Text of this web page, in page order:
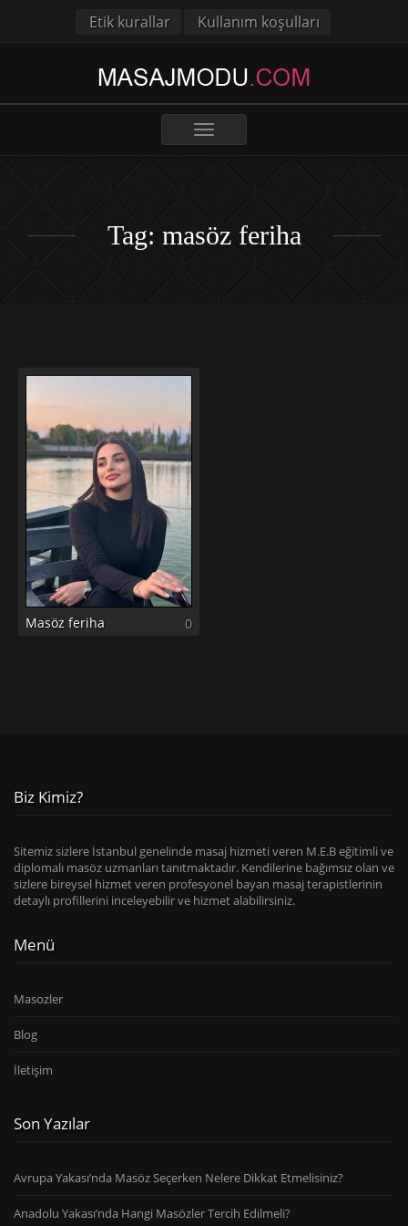
Etik kurallar Kullanım koşulları
Toggle
Tag: masöz feriha
Masöz feriha 0
Biz Kimiz?
Sitemiz sizlere İstanbul genelinde masaj hizmeti veren M.E.B eğitimli ve
diplomalı masöz uzmanları tanıtmaktadır. Kendilerine bağımsız olan ve
sizlere bireysel hizmet veren profesyonel bayan masaj terapistlerinin
detaylı profillerini inceleyebilir ve hizmet alabilirsiniz.
Menü
Masozler
Blog
İletişim
Son Yazılar
Avrupa Yakası’nda Masöz Seçerken Nelere Dikkat Etmelisiniz?
Anadolu Yakası’nda Hangi Masözler Tercih Edilmeli?